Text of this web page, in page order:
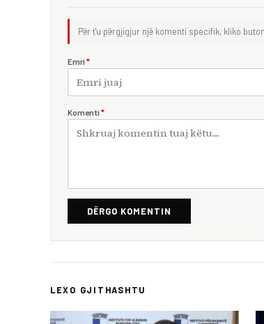
Për t'u përgjigjur një komenti specifik, kliko
Emri *
Komenti *
DËRGO KOMENTIN
LEXO GJITHASHTU